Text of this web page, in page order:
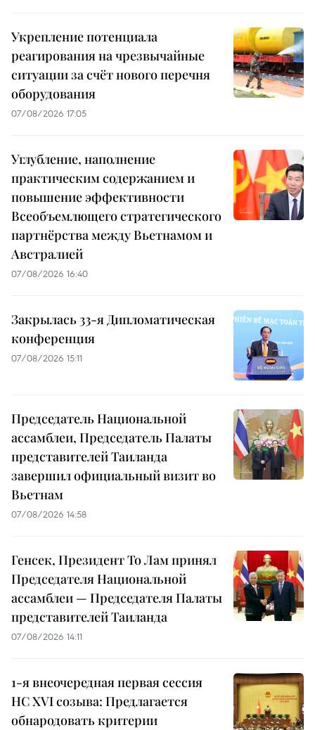
Укрепление потенциала
реагирования на чрезвычайные
ситуации за счёт нового перечня
оборудования
07/08/2026 17:05
Углубление, наполнение
практическим содержанием и
повышение эффективности
Всеобъемлющего стратегического
партнёрства между Вьетнамом и
Австралией
07/08/2026 16:40
Закрылась 33-я Дипломатическая
конференция
07/08/2026 15:11
Председатель Национальной
ассамблеи, Председатель Палаты
представителей Таиланда
завершил официальный визит во
Вьетнам
07/08/2026 14:58
Генсек, Президент То Лам принял
Председателя Национальной
ассамблеи — Председателя Палаты
представителей Таиланда
07/08/2026 14:11
1-я внеочередная первая сессия
НС XVI созыва: Предлагается
обнародовать критерии